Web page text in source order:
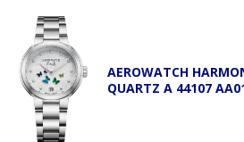
AEROWATCH
QUARTZ A 44107